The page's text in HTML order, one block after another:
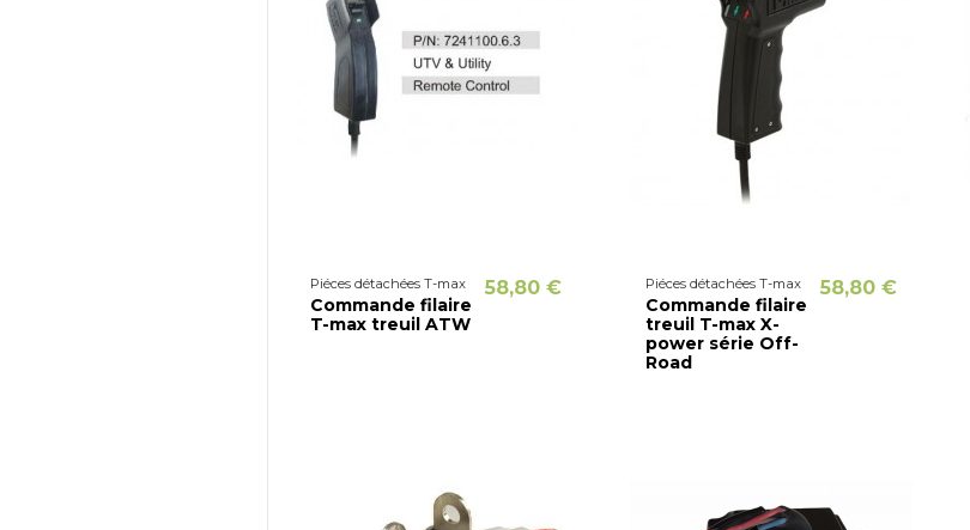
Piéces détachées T-max
Commande filaire
T-max treuil ATW
58,80 € Piéces détachées T-max
Commande filaire
treuil T-max X-
power série Off-
Road
58,80 €